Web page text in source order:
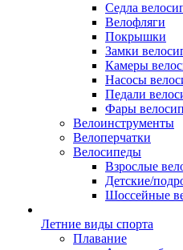
Седла
Велофляги
Покрышки
Замки
Камеры
Насосы
Педали
Фары
Велоинструменты
Велоперчатки
Велосипеды
Взрослые
Детские/
Шоссейные
Летние виды спорта
Плавание